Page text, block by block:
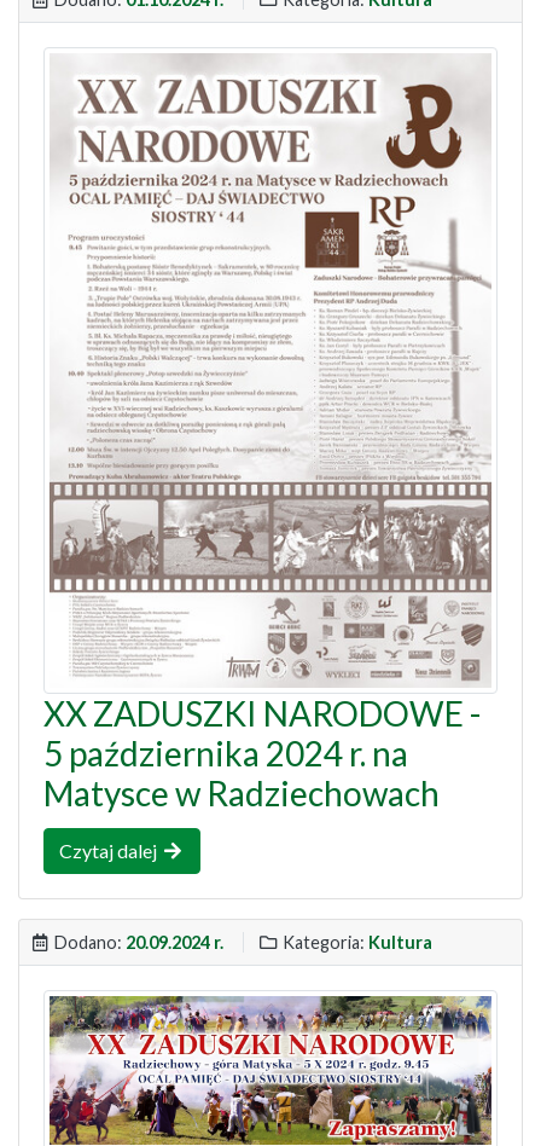
XX ZADUSZKI NARODOWE -
5 października 2024 r. na
Matysce w Radziechowach
Czytaj dalej
Dodano: 20.09.2024 r. Kategoria: Kultura